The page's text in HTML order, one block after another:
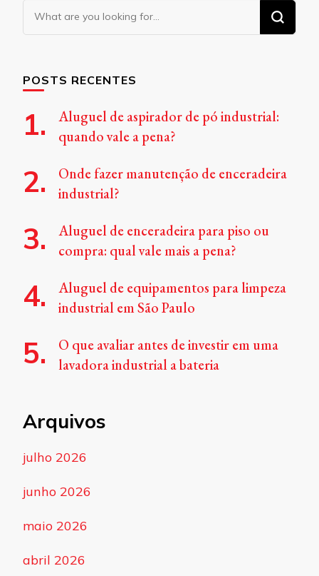
Looking
for
POSTS RECENTES
Aluguel de aspirador de pó industrial:
quando vale a pena?
Onde fazer manutenção de enceradeira
industrial?
Aluguel de enceradeira para piso ou
compra: qual vale mais a pena?
Aluguel de equipamentos para limpeza
industrial em São Paulo
O que avaliar antes de investir em uma
lavadora industrial a bateria
Arquivos
julho 2026
junho 2026
maio 2026
abril 2026